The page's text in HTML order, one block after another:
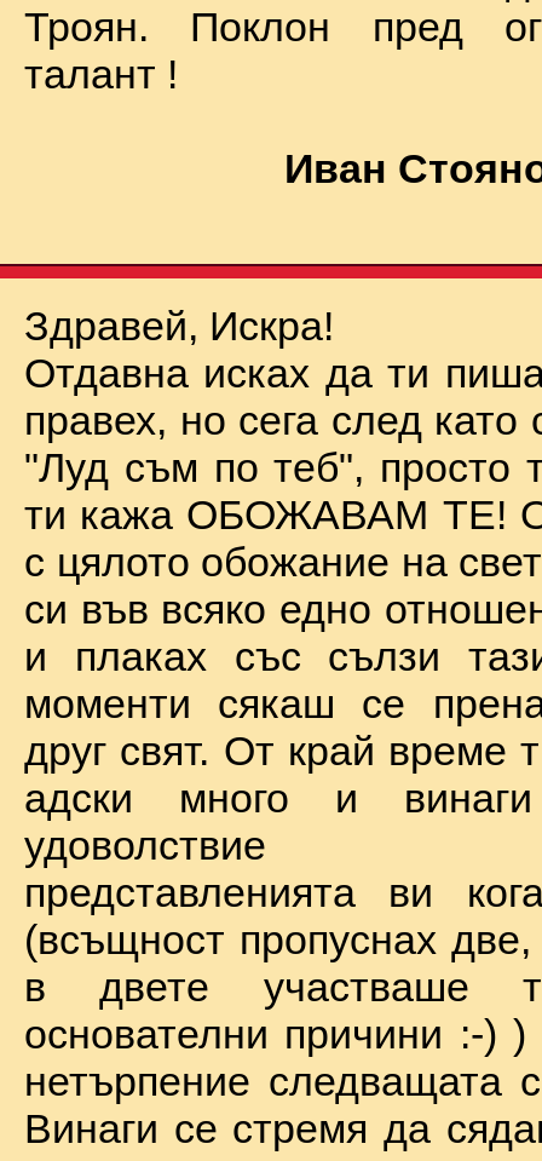
Троян. Поклон пред
талант !
Иван
Здравей, Искра!
Отдавна исках да ти
правех, но сега след като
"Луд съм по теб", просто
ти кажа ОБОЖАВАМ ТЕ!
с цялото обожание на
си във всяко едно
и плаках със сълзи
моменти сякаш се
друг свят. От край време
адски много и
удоволствие
представленията ви
(всъщност пропуснах
в двете участваше
основателни причини :-)
нетърпение следващата
Винаги се стремя да